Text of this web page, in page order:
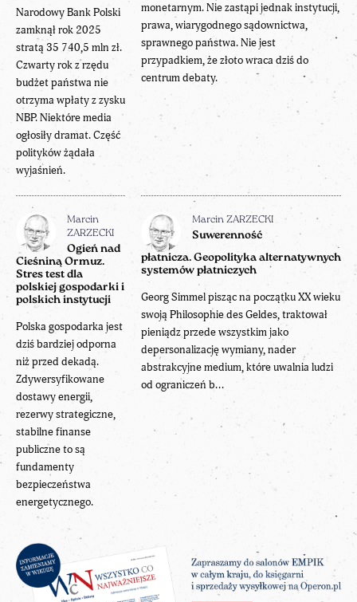
Narodowy Bank Polski
zamknął rok 2025
stratą 35 740,5 mln zł.
Czwarty rok z rzędu
budżet państwa nie
otrzyma wpłaty z zysku
NBP. Niektóre media
ogłosiły dramat. Część
polityków żądała
wyjaśnień.
monetarnym. Nie zastąpi jednak instytucji,
prawa, wiarygodnego sądownictwa,
sprawnego państwa. Nie jest
przypadkiem, że złoto wraca dziś do
centrum debaty.
Marcin
ZARZECKI
Ogień nad
Cieśniną Ormuz.
Stres test dla
polskiej gospodarki i
polskich instytucji
Polska gospodarka jest
dziś bardziej odporna
niż przed dekadą.
Zdywersyfikowane
dostawy energii,
rezerwy strategiczne,
stabilne finanse
publiczne to są
fundamenty
bezpieczeństwa
energetycznego.
Marcin ZARZECKI
Suwerenność
płatnicza. Geopolityka alternatywnych
systemów płatniczych
Georg Simmel pisząc na początku XX wieku
swoją Philosophie des Geldes, traktował
pieniądz przede wszystkim jako
depersonalizację wymiany, nader
abstrakcyjne medium, które uwalnia ludzi
od ograniczeń b...